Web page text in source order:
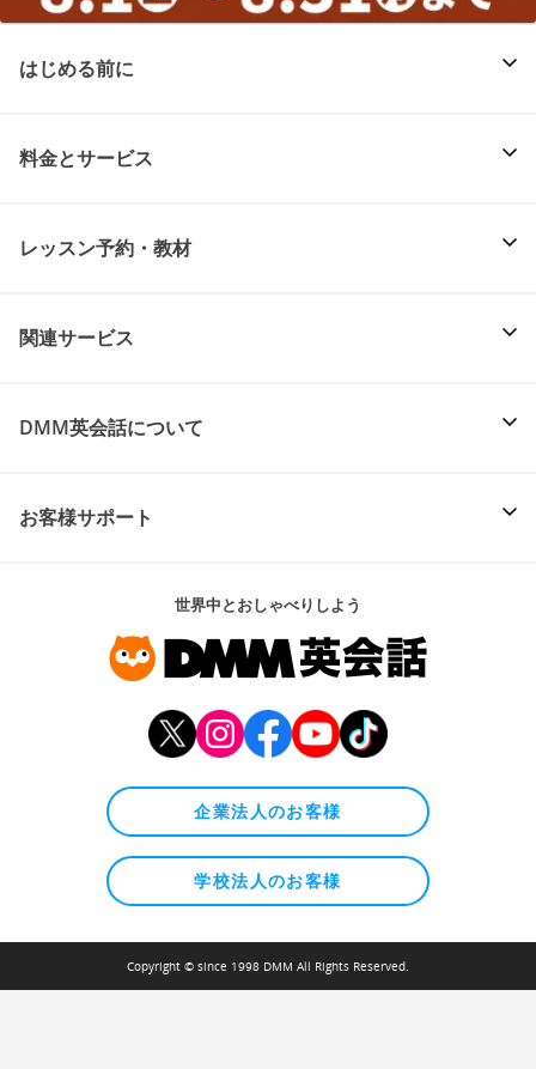
はじめる前に
料金とサービス
レッスン予約・教材
関連サービス
DMM英会話について
お客様サポート
世界中とおしゃべりしよう
企業法人のお客様
学校法人のお客様
Copyright © since 1998 DMM All Rights Reserved.